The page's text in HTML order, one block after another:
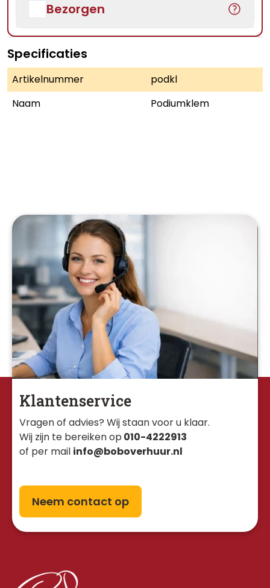
Bezorgen
Specificaties
Artikelnummer
podkl
Naam
Podiumklem
Klantenservice
Vragen of advies? Wij staan voor u klaar.
Wij zijn te bereiken op 010-4222913
of per mail info@boboverhuur.nl
Neem contact op